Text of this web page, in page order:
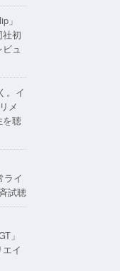
」
初
ュ
。イ
メ
を聴
ライ
試聴
」
イ